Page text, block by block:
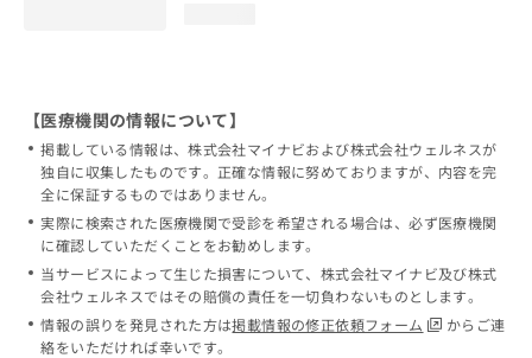
【医療機関の情報について】
掲載している情報は、株式会社マイナビおよび株式会社ウェルネスが
独自に収集したものです。正確な情報に努めておりますが、内容を完
全に保証するものではありません。
実際に検索された医療機関で受診を希望される場合は、必ず医療機関
に確認していただくことをお勧めします。
当サービスによって生じた損害について、株式会社マイナビ及び株式
会社ウェルネスではその賠償の責任を一切負わないものとします。
情報の誤りを発見された方は掲載情報の修正依頼フォーム
からご連
絡をいただければ幸いです。